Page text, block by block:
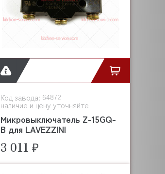
Код завода: 64872
наличие и цену уточняйте
Микровыключатель Z-15GQ-
B для LAVEZZINI
3 011 ₽